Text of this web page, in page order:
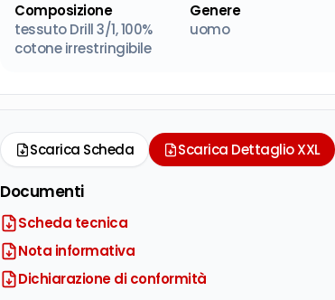
Composizione
tessuto Drill 3/1, 100%
cotone irrestringibile
Genere
uomo
Scarica Scheda Scarica Dettaglio XXL
Documenti
Scheda tecnica
Nota informativa
Dichiarazione di conformità